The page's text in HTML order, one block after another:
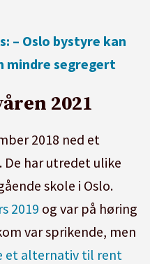
– Oslo bystyre kan
mindre segregert
2021
2018 ned et
har utredet ulike
skole i Oslo.
2019 og var på høring
var sprikende, men
et alternativ til rent